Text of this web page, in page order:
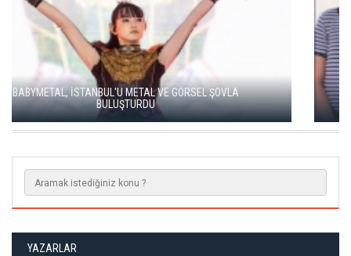
SOUND OF EUROPE BEŞİNCİ YILINDA İSTANBUL, ANKARA VE
İZMİR'DE
YAZARLAR